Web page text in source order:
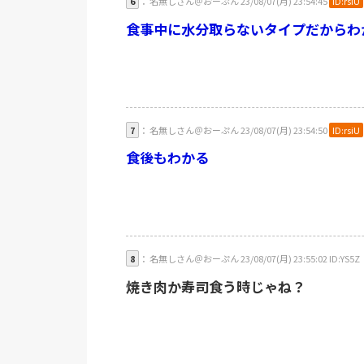
食事中に水分取らないタイプだから
7 ： 名無しさん＠おーぷん 23/08/07(月) 23:54:50 ID:rsiU
食後もわかる
8 ： 名無しさん＠おーぷん 23/08/07(月) 23:55:02 ID:YS5Z
焼き肉か寿司食う時じゃね？